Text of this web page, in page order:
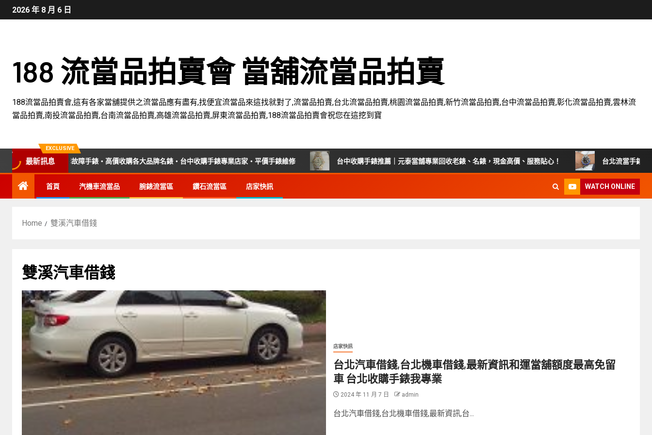
2026 年 8 月 6 日
188 流當品拍賣會 當舖流當品拍賣
188流當品拍賣會,這有各家當舖提供之流當品應有盡有,找便宜流當品來這找就對了,流當品拍賣,台北流當品拍賣,桃園流當品拍賣,新竹流當品拍賣,台中流當品拍賣,彰化流當品拍賣,雲林流
當品拍賣,南投流當品拍賣,台南流當品拍賣,高雄流當品拍賣,屏東流當品拍賣,188流當品拍賣會祝您在這挖到寶
EXCLUSIVE
最新訊息
收購老錶・收購故障手錶・高價收購各大品牌名錶・台中收購手錶專業店家・平價手錶維修 台中收購手錶推薦｜元泰當舖專業回收老錶、名錶，現金高價、服務貼心！ 台北流當手錶拍賣 原
首頁 汽機車流當品 腕錶流當區 鑽石流當區 店家快訊 WATCH ONLINE
Home 雙溪汽車借錢
雙溪汽車借錢
店家快訊
台北汽車借錢,台北機車借錢,最新資訊和運當舖額度最高免留
車 台北收購手錶我專業
2024 年 11 月 7 日 admin
台北汽車借錢,台北機車借錢,最新資訊,台...